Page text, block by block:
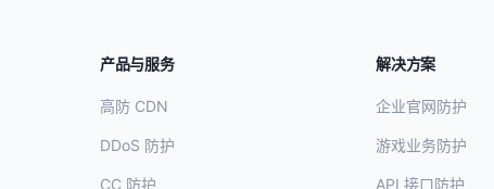
产品与服务
高防 CDN
DDoS 防护
CC 防护
解决方案
企业官网防护
游戏业务防护
API 接口防护